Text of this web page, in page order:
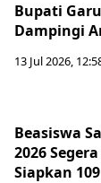
Bupati
Dampingi
13 Jul 2026,
Beasiswa
2026
Siapkan